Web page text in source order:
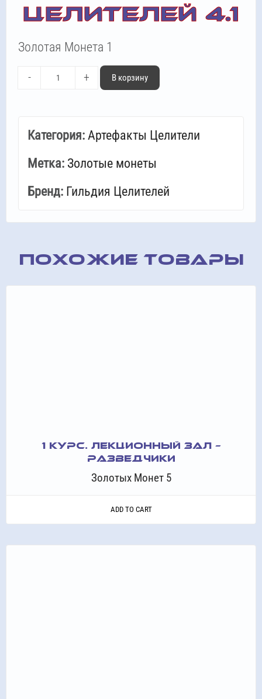
ЦЕЛИТЕЛЕЙ 4.1
Золотая Монета 1
количество,
Целителей
- + В корзину
Категория: Артефакты Целители
Метка: Золотые монеты
Бренд: Гильдия Целителей
ПОХОЖИЕ ТОВАРЫ
1 КУРС. ЛЕКЦИОННЫЙ ЗАЛ –
РАЗВЕДЧИКИ
Золотых Монет 5
ADD TO CART